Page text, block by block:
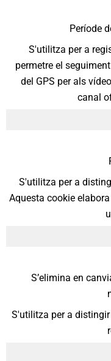
Període
S'utilitza per a
permetre el
del GPS per als
canal
S'utilitza per a
Aquesta cookie
S’elimina en
S'utilitza per a